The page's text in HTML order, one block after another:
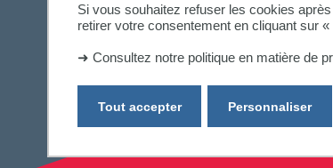
Si vous souhaitez refuser les cookies
retirer votre consentement en cliquant sur
➜ Consultez notre politique en matière de
Tout accepter Personnaliser